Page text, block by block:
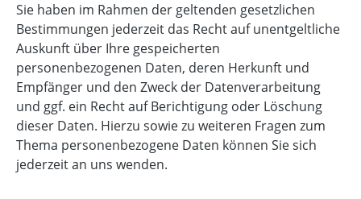
Sie haben im Rahmen der geltenden gesetzlichen
Bestimmungen jederzeit das Recht auf unentgeltliche
Auskunft über Ihre gespeicherten
personenbezogenen Daten, deren Herkunft und
Empfänger und den Zweck der Datenverarbeitung
und ggf. ein Recht auf Berichtigung oder Löschung
dieser Daten. Hierzu sowie zu weiteren Fragen zum
Thema personenbezogene Daten können Sie sich
jederzeit an uns wenden.